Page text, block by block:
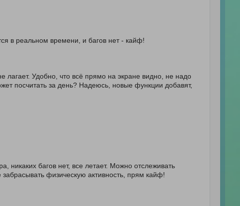
в реальном времени, и багов нет - кайф!
лагает. Удобно, что всё прямо на экране видно, не надо
посчитать за день? Надеюсь, новые функции добавят,
никаких багов нет, все летает. Можно отслеживать
физическую активность, прям кайф!